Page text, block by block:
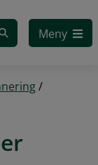
Meny
/